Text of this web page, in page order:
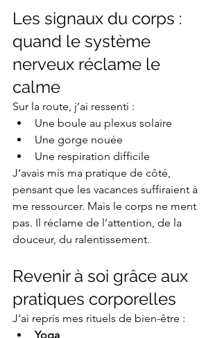
Les signaux du corps :
quand le système
nerveux réclame le
calme
Sur la route, j’ai ressenti :
Une boule au plexus solaire
Une gorge nouée
Une respiration difficile
J’avais mis ma pratique de côté,
pensant que les vacances suffiraient à
me ressourcer. Mais le corps ne ment
pas. Il réclame de l’attention, de la
douceur, du ralentissement.
Revenir à soi grâce aux
pratiques corporelles
J’ai repris mes rituels de bien-être :
Yoga